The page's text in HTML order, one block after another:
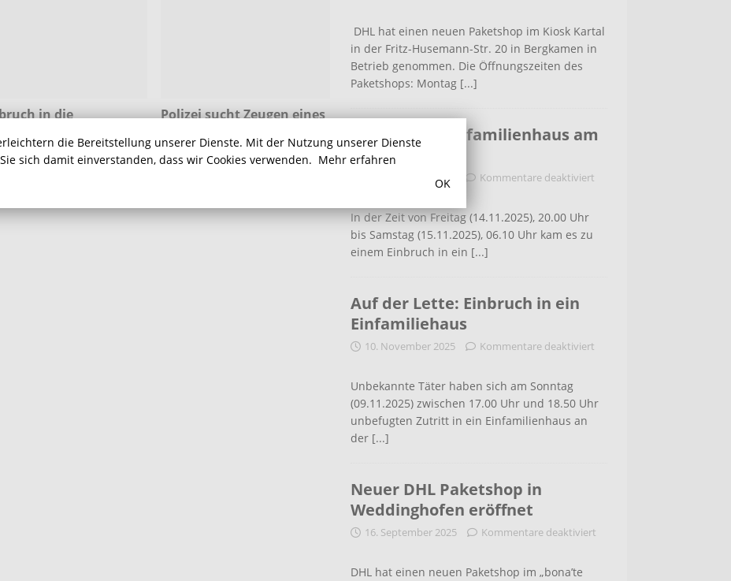
in die
Teams
Polizei sucht Zeugen eines
Montagmorgen auf der A1
DHL hat einen neuen Paketshop im Kiosk Kartal
in der Fritz-Husemann-Str. 20 in Bergkamen in
Betrieb genommen. Die Öffnungszeiten des
Paketshops: Montag [...]
Einbruch in Einfamilienhaus am
Haldenweg
16. November 2025 Kommentare deaktiviert
In der Zeit von Freitag (14.11.2025), 20.00 Uhr
bis Samstag (15.11.2025), 06.10 Uhr kam es zu
einem Einbruch in ein [...]
Auf der Lette: Einbruch in ein
Einfamiliehaus
10. November 2025 Kommentare deaktiviert
Unbekannte Täter haben sich am Sonntag
(09.11.2025) zwischen 17.00 Uhr und 18.50 Uhr
unbefugten Zutritt in ein Einfamilienhaus an
der [...]
Neuer DHL Paketshop in
Weddinghofen eröffnet
16. September 2025 Kommentare deaktiviert
DHL hat einen neuen Paketshop im „bona’te
die Bereitstellung unserer Dienste. Mit der Nutzung unserer Dienste
sich damit einverstanden, dass wir Cookies verwenden. Mehr erfahren
OK